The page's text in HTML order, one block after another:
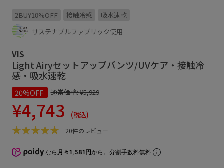
2BUY10%OFF 接触冷感
吸水速乾
サステナブルファブリック使用
VIS
Light Airyセットアップパンツ/UVケア・接触冷
感・吸水速乾
20%OFF 通常価格:¥5,929
¥4,743 (税込)
20件のレビュー
なら 月々1,581円から。分割手数料無料